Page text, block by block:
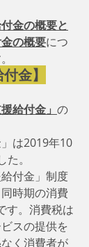
金の概要と
の概要につ
金】
給付金」 の
は2019年10
。
付金」制度
時期の消費
す。消費税は
スの提供を
く消費者が